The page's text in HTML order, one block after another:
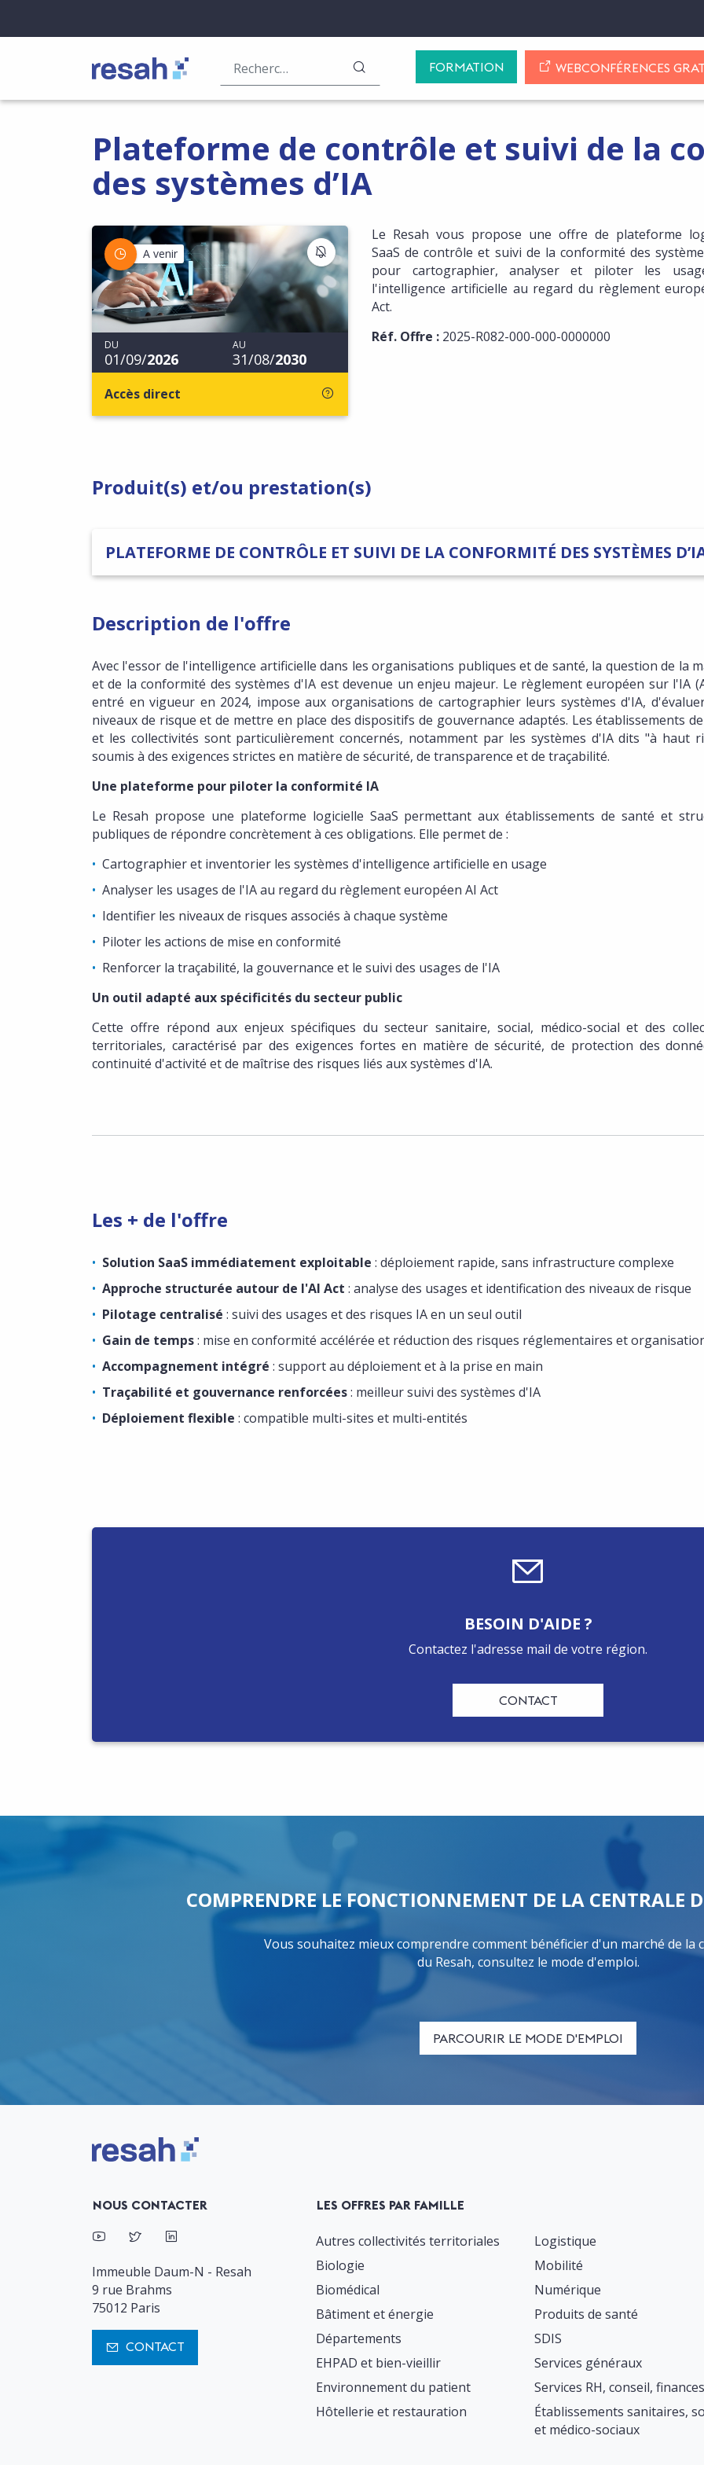
Logo Resah LANCER LA RECHERCHE
FORMATION WEBCONFÉRENCES
Plateforme de contrôle et suivi de la
des systèmes d’IA
A venir S'INSCRIRE AUX MISES À JOUR DE CETTE OFFRE
DU
01/09/2026
AU
31/08/2030
Accès direct
Le Resah vous propose une offre de plateforme
SaaS de contrôle et suivi de la conformité des
pour cartographier, analyser et piloter les
l'intelligence artificielle au regard du règlement
Act.
Réf. Offre : 2025-R082-000-000-0000000
Produit(s) et/ou prestation(s)
PLATEFORME DE CONTRÔLE ET SUIVI DE LA CONFORMITÉ DES SYSTÈMES
Description de l'offre
Avec l'essor de l'intelligence artificielle dans les organisations publiques et de santé, la question de la
et de la conformité des systèmes d'IA est devenue un enjeu majeur. Le règlement européen sur l'IA
entré en vigueur en 2024, impose aux organisations de cartographier leurs systèmes d'IA,
niveaux de risque et de mettre en place des dispositifs de gouvernance adaptés. Les établissements
et les collectivités sont particulièrement concernés, notamment par les systèmes d'IA dits "à haut
soumis à des exigences strictes en matière de sécurité, de transparence et de traçabilité.
Une plateforme pour piloter la conformité IA
Le Resah propose une plateforme logicielle SaaS permettant aux établissements de santé et
publiques de répondre concrètement à ces obligations. Elle permet de :
Cartographier et inventorier les systèmes d'intelligence artificielle en usage
Analyser les usages de l'IA au regard du règlement européen AI Act
Identifier les niveaux de risques associés à chaque système
Piloter les actions de mise en conformité
Renforcer la traçabilité, la gouvernance et le suivi des usages de l'IA
Un outil adapté aux spécificités du secteur public
Cette offre répond aux enjeux spécifiques du secteur sanitaire, social, médico-social et des
territoriales, caractérisé par des exigences fortes en matière de sécurité, de protection des
continuité d'activité et de maîtrise des risques liés aux systèmes d'IA.
Les + de l'offre
Solution SaaS immédiatement exploitable : déploiement rapide, sans infrastructure complexe
Approche structurée autour de l'AI Act : analyse des usages et identification des niveaux de risque
Pilotage centralisé : suivi des usages et des risques IA en un seul outil
Gain de temps: mise en conformité accélérée et réduction des risques réglementaires et
Accompagnement intégré : support au déploiement et à la prise en main
Traçabilité et gouvernance renforcées: meilleur suivi des systèmes d'IA
Déploiement flexible : compatible multi-sites et multi-entités
BESOIN D'AIDE ?
Contactez l'adresse mail de votre région.
CONTACT
COMPRENDRE LE FONCTIONNEMENT DE LA CENTRALE
Vous souhaitez mieux comprendre comment bénéficier d'un marché de la
du Resah, consultez le mode d'emploi.
PARCOURIR LE MODE D'EMPLOI
Logo Resah
NOUS CONTACTER
Immeuble Daum-N - Resah
9 rue Brahms
75012 Paris
CONTACT
LES OFFRES PAR FAMILLE
Autres collectivités territoriales
Biologie
Biomédical
Bâtiment et énergie
Départements
EHPAD et bien-vieillir
Environnement du patient
Hôtellerie et restauration
Logistique
Mobilité
Numérique
Produits de santé
SDIS
Services généraux
Services RH, conseil, finances
Établissements sanitaires,
et médico-sociaux